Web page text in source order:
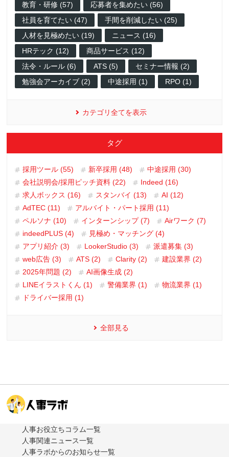
教育・研修 (57)
応募者を集めたい (56)
社員を育てたい (47)
手間を削減したい (25)
人材を見極めたい (19)
ニュース (16)
HRテック (12)
商品サービス (12)
法令・ルール (6)
ATS (5)
セミナー情報 (2)
勉強会アーカイブ (2)
中途採用 (1) RPO (1)
カテゴリ全てを表示
タグ
採用ツール (55) 新卒採用 (48)
中途採用 (30)
会社説明会/採用ピッチ資料 (22)
Indeed (16)
求人ボックス (16)
スタンバイ (13)
AI (12)
AdTEC (11)
アルバイト・パート採用 (11)
ペルソナ (10)
インターンシップ (7)
Airワーク (7)
indeedPLUS (4)
見極め・マッチング (4)
アプリ紹介 (3)
LookerStudio (3)
派遣募集 (3)
web広告 (3)
ATS (2) Clarity (2)
建設業界 (2)
2025年問題 (2)
AI画像生成 (2)
LINEイラストくん (1)
警備業界 (1)
物流業界 (1)
ドライバー採用 (1)
全部見る
人事お役立ちコラム一覧
人事関連ニュース一覧
人事ラボからのお知らせ一覧